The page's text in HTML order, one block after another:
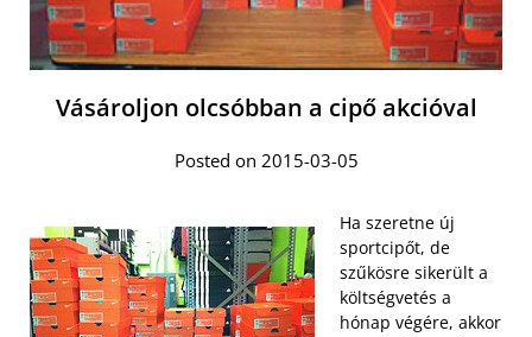
Vásároljon olcsóbban a cipő akcióval
Posted on 2015-03-05
Ha szeretne új
sportcipőt, de
szűkösre sikerült a
költségvetés a
hónap végére, akkor